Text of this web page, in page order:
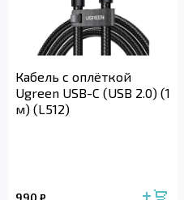
Кабель с оплёткой
Ugreen USB-C (USB 2.0) (1
м) (L512)
990